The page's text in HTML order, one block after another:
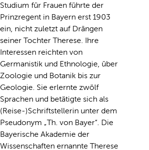
Studium für Frauen führte der
Prinzregent in Bayern erst 1903
ein, nicht zuletzt auf Drängen
seiner Tochter Therese. Ihre
Interessen reichten von
Germanistik und Ethnologie, über
Zoologie und Botanik bis zur
Geologie. Sie erlernte zwölf
Sprachen und betätigte sich als
(Reise-)Schriftstellerin unter dem
Pseudonym „Th. von Bayer“. Die
Bayerische Akademie der
Wissenschaften ernannte Therese